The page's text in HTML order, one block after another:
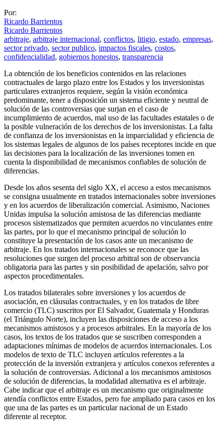
Por:
Ricardo Barrientos
Ricardo Barrientos
arbitraje, arbitraje internacional, conflictos, litigio, estado, empresas,
sector privado, sector publico, impactos fiscales, costos,
confidencialidad, gobiernos honestos, transparencia
La obtención de los beneficios contenidos en las relaciones
contractuales de largo plazo entre los Estados y los inversionistas
particulares extranjeros requiere, según la visión económica
predominante, tener a disposición un sistema eficiente y neutral de
solución de las controversias que surjan en el caso de
incumplimiento de acuerdos, mal uso de las facultades estatales o de
la posible vulneración de los derechos de los inversionistas. La falta
de confianza de los inversionistas en la imparcialidad y eficiencia de
los sistemas legales de algunos de los países receptores incide en que
las decisiones para la localización de las inversiones tomen en
cuenta la disponibilidad de mecanismos confiables de solución de
diferencias.
Desde los años sesenta del siglo XX, el acceso a estos mecanismos
se consigna usualmente en tratados internacionales sobre inversiones
y en los acuerdos de liberalización comercial. Asimismo, Naciones
Unidas impulsa la solución amistosa de las diferencias mediante
procesos sistematizados que permiten acuerdos no vinculantes entre
las partes, por lo que el mecanismo principal de solución lo
constituye la presentación de los casos ante un mecanismo de
arbitraje. En los tratados internacionales se reconoce que las
resoluciones que surgen del proceso arbitral son de observancia
obligatoria para las partes y sin posibilidad de apelación, salvo por
aspectos procedimentales.
Los tratados bilaterales sobre inversiones y los acuerdos de
asociación, en cláusulas contractuales, y en los tratados de libre
comercio (TLC) suscritos por El Salvador, Guatemala y Honduras
(el Triángulo Norte), incluyen las disposiciones de acceso a los
mecanismos amistosos y a procesos arbitrales. En la mayoría de los
casos, los textos de los tratados que se suscriben corresponden a
adaptaciones mínimas de modelos de acuerdos internacionales. Los
modelos de texto de TLC incluyen artículos referentes a la
protección de la inversión extranjera y artículos conexos referentes a
la solución de controversias. Adicional a los mecanismos amistosos
de solución de diferencias, la modalidad alternativa es el arbitraje.
Cabe indicar que el arbitraje es un mecanismo que originalmente
atendía conflictos entre Estados, pero fue ampliado para casos en los
que una de las partes es un particular nacional de un Estado
diferente al receptor.